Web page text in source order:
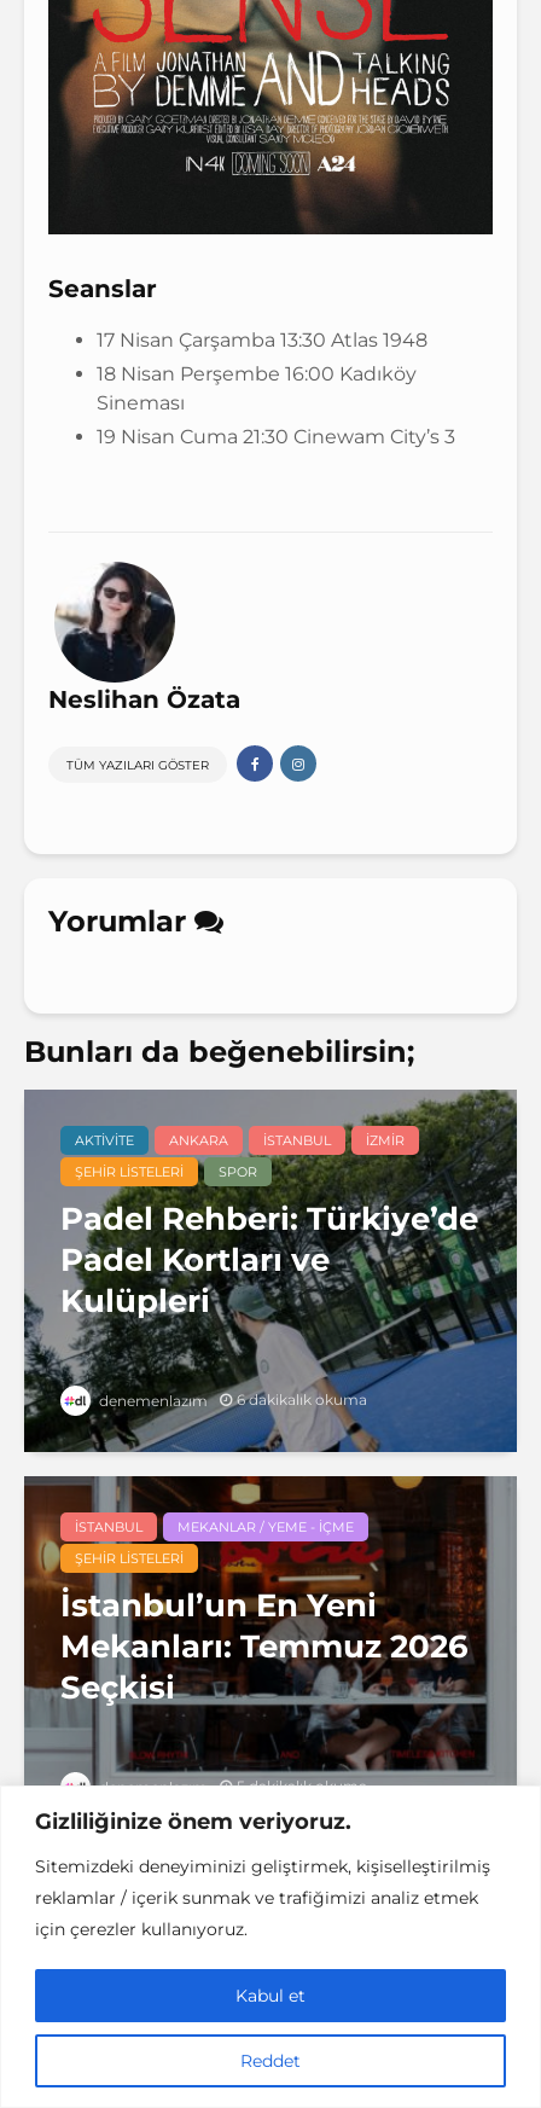
Gizliliğinize önem veriyoruz.
Sitemizdeki deneyiminizi geliştirmek, kişiselleştirilmiş
reklamlar / içerik sunmak ve trafiğimizi analiz etmek
için çerezler kullanıyoruz.
Reddet
Kabul et
Seanslar
17 Nisan Çarşamba 13:30 Atlas 1948
18 Nisan Perşembe 16:00 Kadıköy
Sineması
19 Nisan Cuma 21:30 Cinewam City’s 3
Neslihan Özata
TÜM YAZILARI GÖSTER
Yorumlar
Bunları da beğenebilirsin;
AKTIVITE ANKARA İSTANBUL
İZMIR
ŞEHIR LISTELERI
SPOR
Padel Rehberi: Türkiye’de
Padel Kortları ve
Kulüpleri
denemenlazım 6 dakikalık okuma
İSTANBUL
MEKANLAR / YEME - İÇME
ŞEHIR LISTELERI
İstanbul’un En Yeni
Mekanları: Temmuz 2026
Seçkisi
denemenlazım 5 dakikalık okuma
Ekrandan Rotaya: Set-
Jetting Seyahati Neden
Yükselişte?